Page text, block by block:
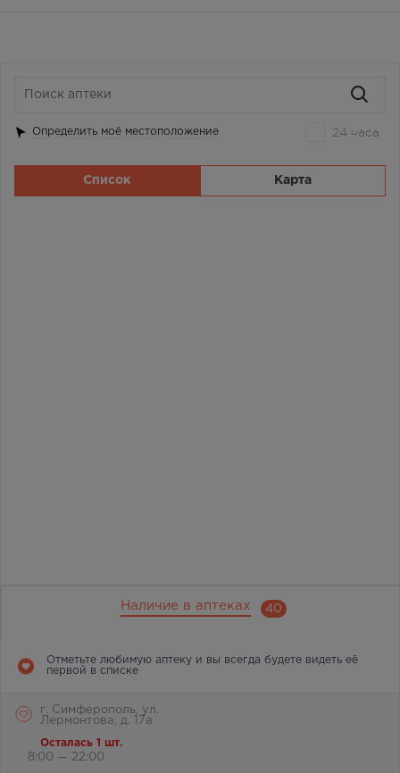
Наличие в аптеках 40
Отметьте любимую аптеку и вы всегда будете видеть её
первой в списке
г. Симферополь, ул.
Лермонтова, д. 17а
Осталась 1 шт.
8:00 — 22:00
Определить моё местоположение 24 часа
Список Карта